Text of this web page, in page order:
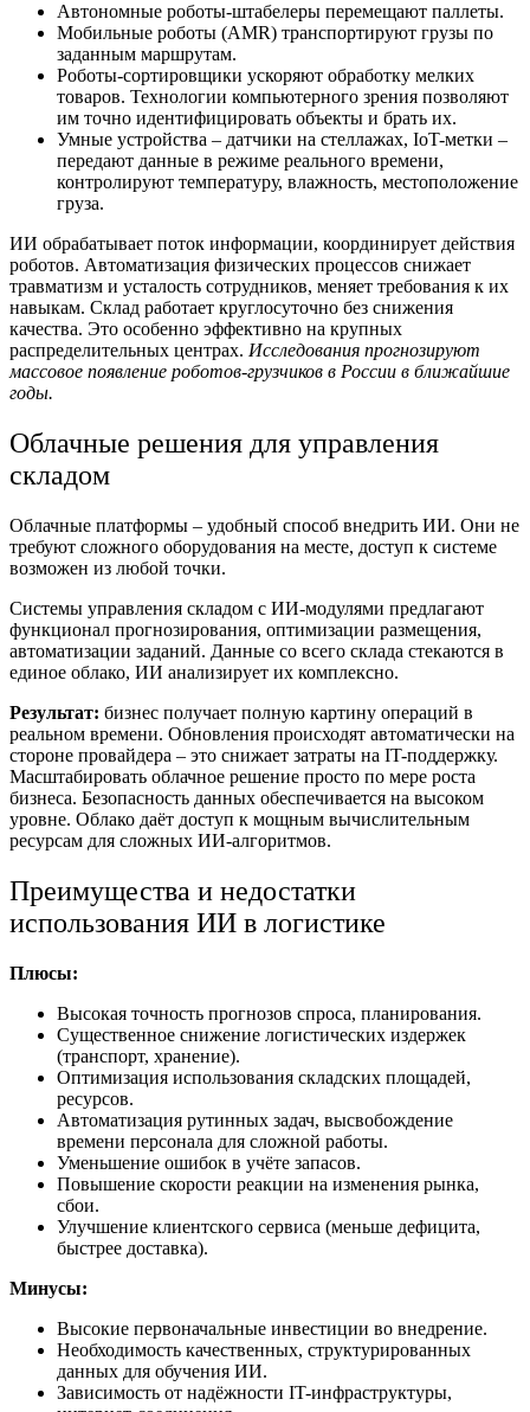
Автономные роботы-штабелеры перемещают паллеты.
Мобильные роботы (AMR) транспортируют грузы по
заданным маршрутам.
Роботы-сортировщики ускоряют обработку мелких
товаров. Технологии компьютерного зрения позволяют
им точно идентифицировать объекты и брать их.
Умные устройства – датчики на стеллажах, IoT-метки –
передают данные в режиме реального времени,
контролируют температуру, влажность, местоположение
груза.
ИИ обрабатывает поток информации, координирует действия
роботов. Автоматизация физических процессов снижает
травматизм и усталость сотрудников, меняет требования к их
навыкам. Склад работает круглосуточно без снижения
качества. Это особенно эффективно на крупных
распределительных центрах. Исследования прогнозируют
массовое появление роботов-грузчиков в России в ближайшие
годы.
Облачные решения для управления
складом
Облачные платформы – удобный способ внедрить ИИ. Они не
требуют сложного оборудования на месте, доступ к системе
возможен из любой точки.
Системы управления складом с ИИ-модулями предлагают
функционал прогнозирования, оптимизации размещения,
автоматизации заданий. Данные со всего склада стекаются в
единое облако, ИИ анализирует их комплексно.
Результат: бизнес получает полную картину операций в
реальном времени. Обновления происходят автоматически на
стороне провайдера – это снижает затраты на IT-поддержку.
Масштабировать облачное решение просто по мере роста
бизнеса. Безопасность данных обеспечивается на высоком
уровне. Облако даёт доступ к мощным вычислительным
ресурсам для сложных ИИ-алгоритмов.
Преимущества и недостатки
использования ИИ в логистике
Плюсы:
Высокая точность прогнозов спроса, планирования.
Существенное снижение логистических издержек
(транспорт, хранение).
Оптимизация использования складских площадей,
ресурсов.
Автоматизация рутинных задач, высвобождение
времени персонала для сложной работы.
Уменьшение ошибок в учёте запасов.
Повышение скорости реакции на изменения рынка,
сбои.
Улучшение клиентского сервиса (меньше дефицита,
быстрее доставка).
Минусы:
Высокие первоначальные инвестиции во внедрение.
Необходимость качественных, структурированных
данных для обучения ИИ.
Зависимость от надёжности IT-инфраструктуры,